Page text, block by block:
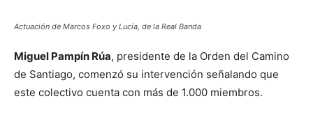
Actuación de Marcos Foxo y Lucía, de la Real Banda
Miguel Pampín Rúa, presidente de la Orden del Camino
de Santiago, comenzó su intervención señalando que
este colectivo cuenta con más de 1.000 miembros.